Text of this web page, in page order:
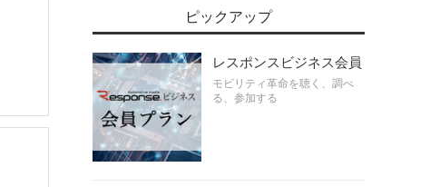
ピックアップ
レスポンスビジネス会員
モビリティ革命を聴く、調べ
る、参加する